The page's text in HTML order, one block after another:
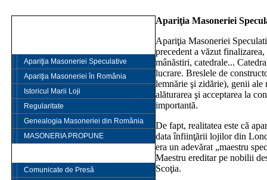
Apariţia Masoneriei Speculative
Apariţia Masoneriei în România
Istoricul Marii Loji
Regularitate
Genealogia Masoneriei din România
MASONERIA PROPUNE
Comunicate de Presă
Apariţia Masoneriei
Apariţia Masoneriei
precedent a văzut
mânăstiri, catedrale...
lucrare. Breslele de
lemnărie şi zidărie), genii ale
alăturarea şi acceptarea la
importantă.
De fapt, realitatea este că
data înfiinţării lojilor din
era un adevărat „maestru
Maestru ereditar pe nobilii
Scoţia.